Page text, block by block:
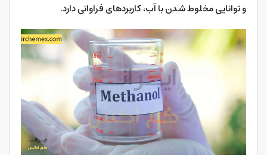
و توانایی مخلوط شدن با آب، کاربردهای فراوانی دارد.